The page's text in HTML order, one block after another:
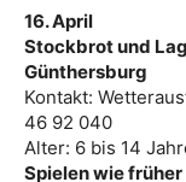
16. April
Stockbrot und
Günthersburg
Kontakt:
46 92 040
Alter: 6 bis 14
Spielen wie